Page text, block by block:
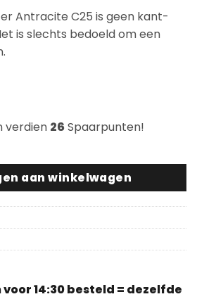
Antracite C25 is geen kant-
is slechts bedoeld om een
verdien 26Spaarpunten!
C25 aantal
aan winkelwagen
14:30 besteld = dezelfde